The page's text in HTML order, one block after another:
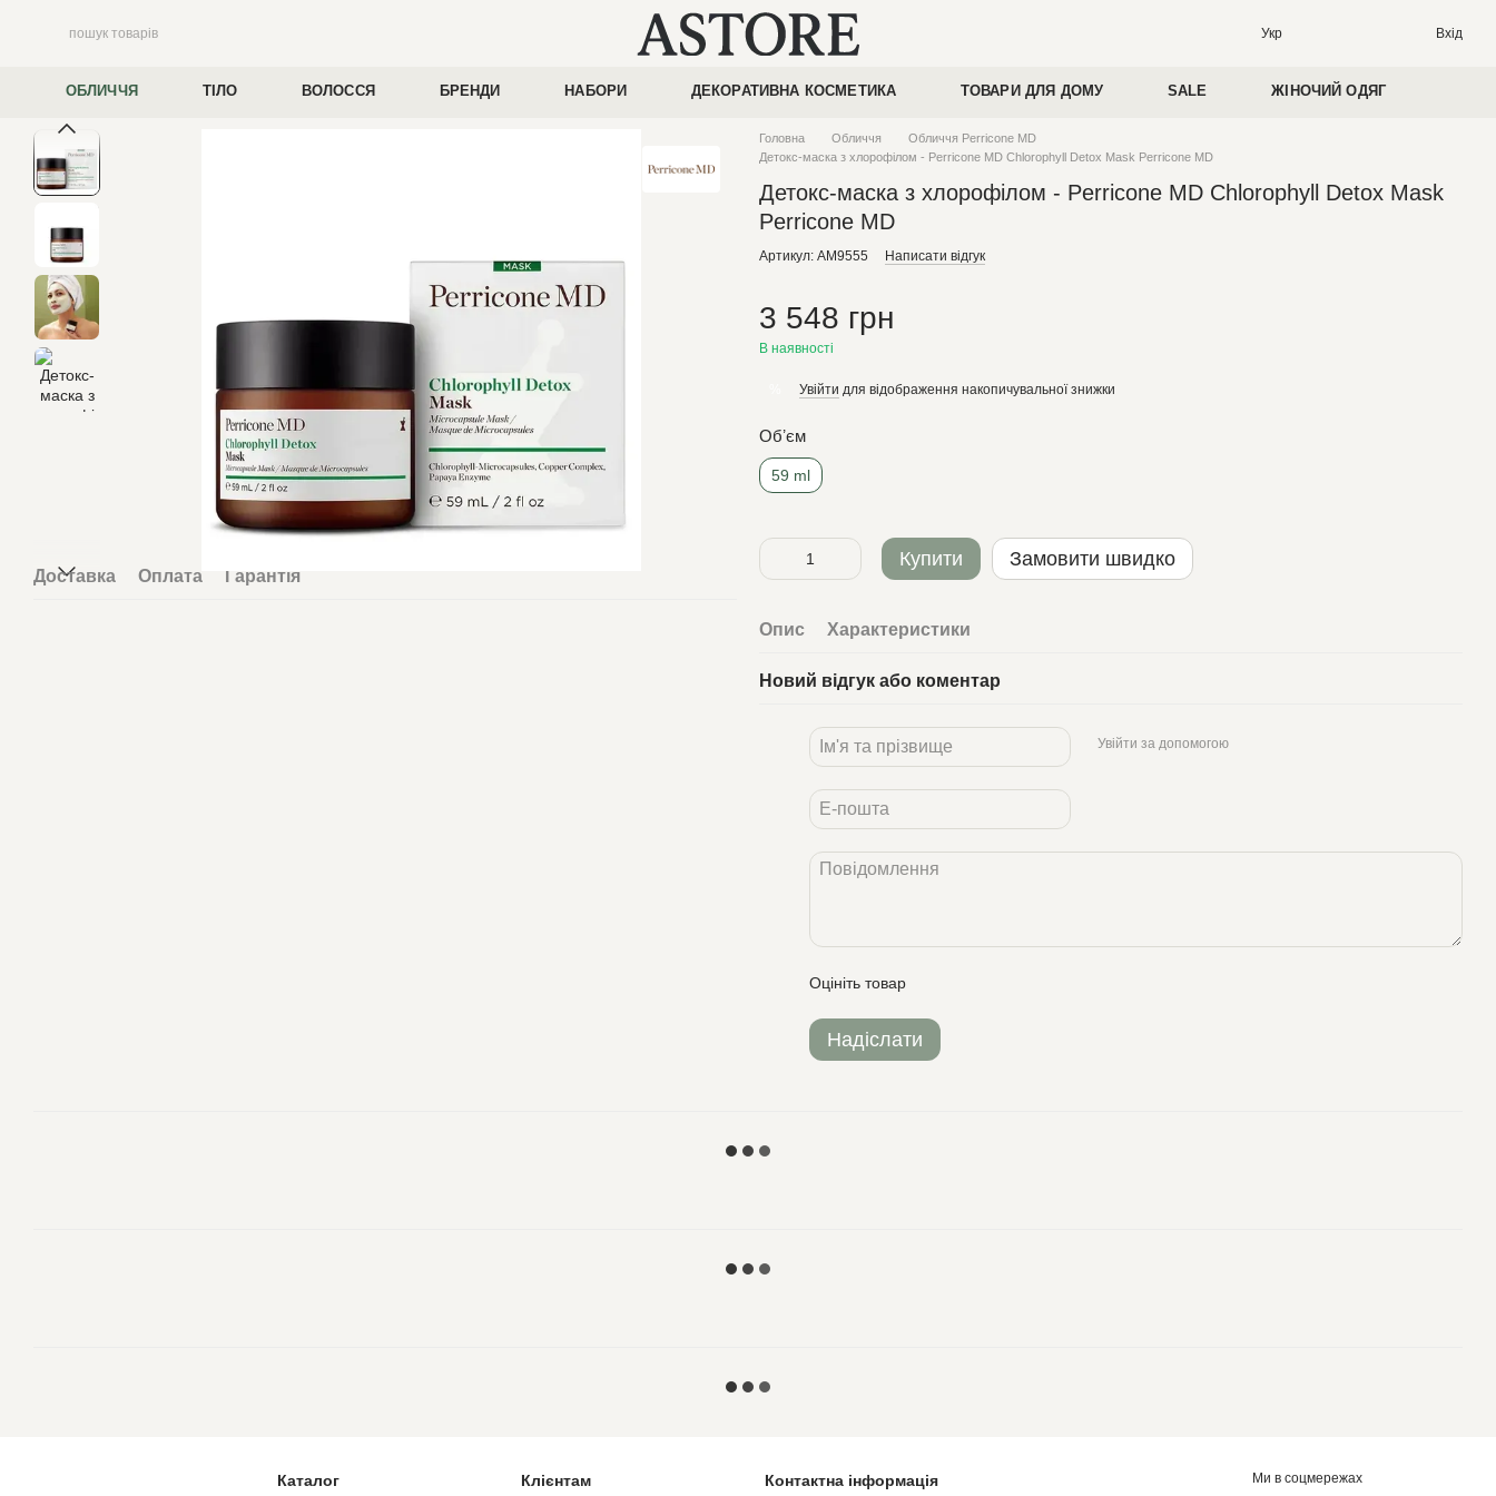
Укр Вхід
ОБЛИЧЧЯ ТІЛО ВОЛОССЯ БРЕНДИ НАБОРИ ДЕКОРАТИВНА КОСМЕТИКА ТОВАРИ ДЛЯ ДОМУ SALE ЖІНОЧИЙ ОДЯГ
Доставка Оплата Гарантія
Головна Обличчя
Обличчя Perricone MD
Детокс-маска з хлорофілом - Perricone MD Chlorophyll Detox Mask Perricone MD
Детокс-маска з хлорофілом - Perricone MD Chlorophyll Detox Mask
Perricone MD
Артикул: AM9555 Написати відгук
3 548 грн
В наявності
Увійти для відображення накопичувальної знижки
Обʼєм
59 ml
Купити Замовити швидко
Опис Характеристики
Новий відгук або коментар
Увійти за допомогою
Оцініть товар
Надіслати
Каталог Клієнтам Контактна інформація Ми в соцмережах